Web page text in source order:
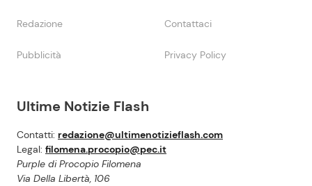
Ultime Notizie Flash
Contatti: redazione@ultimenotizieflash.com
Legal: filomena.procopio@pec.it
Purple di Procopio Filomena
Via Della Libertà, 106
Redazione Contattaci
Pubblicità Privacy Policy